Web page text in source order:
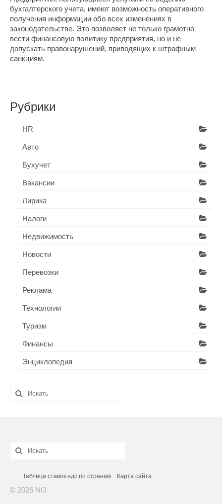
бухгалтерского учета, имеют возможность оперативного
получения информации обо всех изменениях в
законодательстве. Это позволяет не только грамотно
вести финансовую политику предприятия, но и не
допускать правонарушений, приводящих к штрафным
санкциям.
Рубрики
HR
Авто
Бухучет
Вакансии
Лирика
Налоги
Недвижимость
Новости
Перевозки
Реклама
Технологии
Туризм
Финансы
Энциклопедия
Искать:
Искать:
Таблица ставок ндс по странам Карта сайта
© 2026 NO